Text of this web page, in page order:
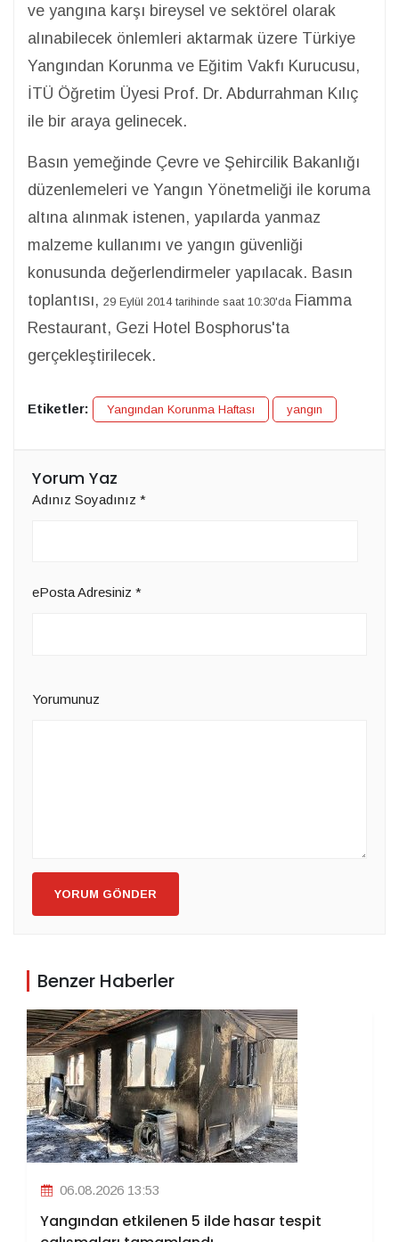
ve yangına karşı bireysel ve sektörel olarak
alınabilecek önlemleri aktarmak üzere Türkiye
Yangından Korunma ve Eğitim Vakfı Kurucusu,
İTÜ Öğretim Üyesi Prof. Dr. Abdurrahman Kılıç
ile bir araya gelinecek.
Basın yemeğinde Çevre ve Şehircilik Bakanlığı
düzenlemeleri ve Yangın Yönetmeliği ile koruma
altına alınmak istenen, yapılarda yanmaz
malzeme kullanımı ve yangın güvenliği
konusunda değerlendirmeler yapılacak. Basın
toplantısı, 29 Eylül 2014 tarihinde saat 10:30'da Fiamma
Restaurant, Gezi Hotel Bosphorus'ta
gerçekleştirilecek.
Etiketler: Yangından Korunma Haftası yangın
Yorum Yaz
Adınız Soyadınız *
ePosta Adresiniz *
Yorumunuz
YORUM GÖNDER
Benzer Haberler
06.08.2026 13:53
Yangından etkilenen 5 ilde hasar tespit